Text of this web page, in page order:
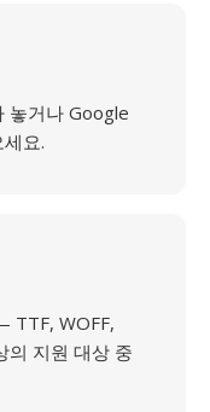
놓거나 Google
요.
TTF, WOFF,
의 지원 대상 중